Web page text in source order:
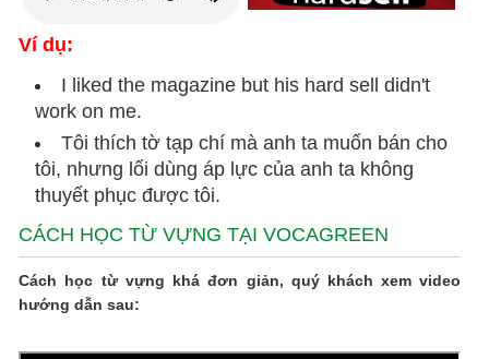
Ví dụ:
I liked the magazine but his hard sell didn't
work on me.
Tôi thích tờ tạp chí mà anh ta muốn bán cho
tôi, nhưng lối dùng áp lực của anh ta không
thuyết phục được tôi.
CÁCH HỌC TỪ VỰNG TẠI VOCAGREEN
Cách học từ vựng khá đơn giản, quý khách xem video
hướng dẫn sau: